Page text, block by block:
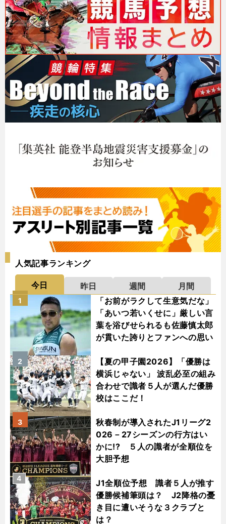
人気記事ランキング
今日 昨日 週間
月間
「お前がラクして生意気だな」
「あいつ若いくせに」厳しい言
葉を浴びせられるも佐藤慎太郎
が貫いた誇りとファンへの思い
1
【夏の甲子園2026】「優勝は
横浜じゃない」 波乱必至の組み
合わせで識者５人が選んだ優勝
校はここだ！
2
秋春制が導入されたJ1リーグ2
026－27シーズンの行方はい
かに!? ５人の識者が全順位を
大胆予想
3
J1全順位予想 識者５人が推す
優勝候補筆頭は？ J2降格の憂
き目に遭いそうな３クラブと
は？
4